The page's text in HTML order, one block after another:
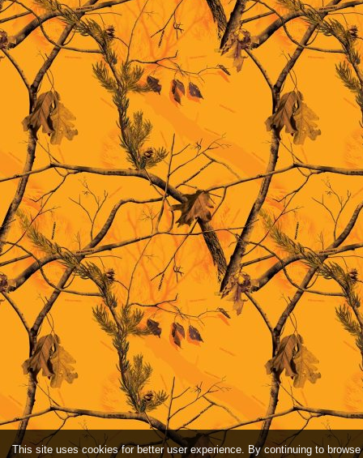
This site uses cookies for better user experience. By continuing to